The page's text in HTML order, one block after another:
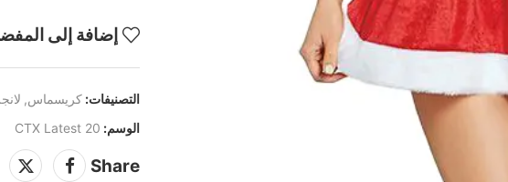
إضافة إلى
التصنيفات: كريسماس,
الوسم: CTX Latest 20
Share